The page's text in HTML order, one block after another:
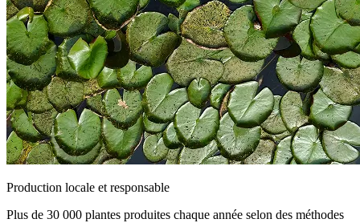
Production locale et responsable
Plus de 30 000 plantes produites chaque année selon des méthodes